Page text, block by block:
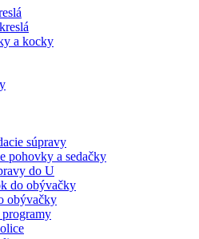
a kocky
súpravy
pohovky a sedačky
do U
do obývačky
obývačky